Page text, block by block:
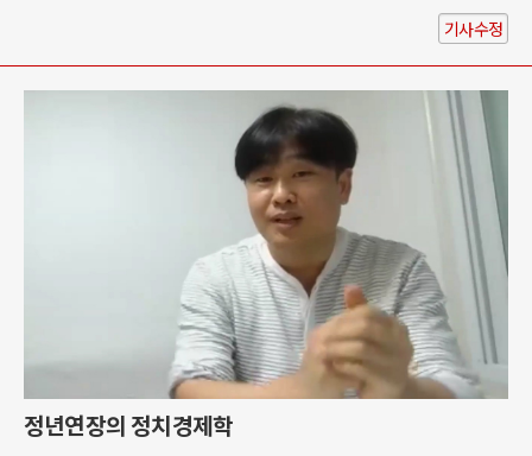
기사수정
정년연장의 정치경제학